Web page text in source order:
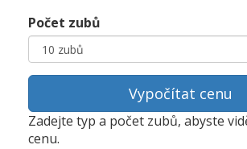
Počet zubů
Vypočítat cenu
Zadejte typ a počet zubů, abyste
cenu.